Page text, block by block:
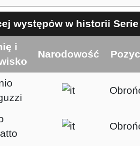
występów w historii Serie
i
Narodowość